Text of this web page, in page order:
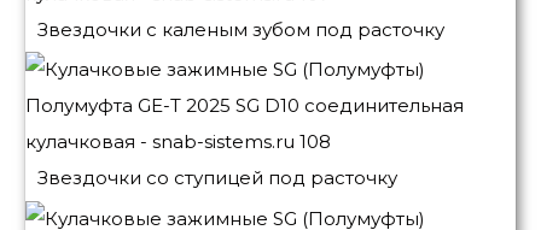
Звездочки с каленым зубом под расточку
Звездочки со ступицей под расточку